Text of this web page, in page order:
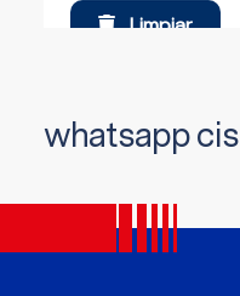
whatsapp cis